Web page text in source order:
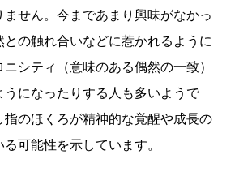
ません。今まであまり興味がなかっ
の触れ合いなどに惹かれるように
シティ（意味のある偶然の一致）
うになったりする人も多いようで
指のほくろが精神的な覚醒や成長の
可能性を示しています。